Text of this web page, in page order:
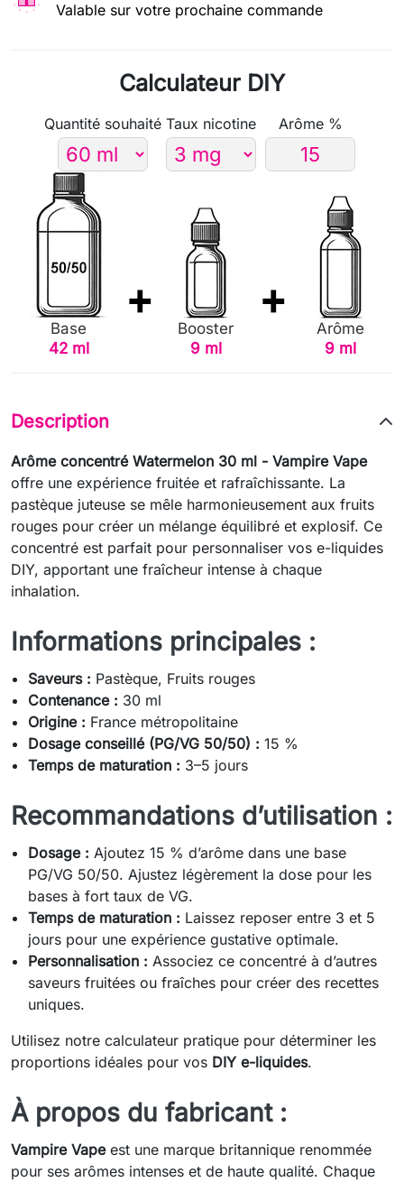
Valable sur votre prochaine commande
Calculateur DIY
Quantité souhaité Taux nicotine Arôme %
Base
42 ml
Booster
9 ml
Arôme
9 ml
Description
Arôme concentré Watermelon 30 ml - Vampire Vape
offre une expérience fruitée et rafraîchissante. La
pastèque juteuse se mêle harmonieusement aux fruits
rouges pour créer un mélange équilibré et explosif. Ce
concentré est parfait pour personnaliser vos e-liquides
DIY, apportant une fraîcheur intense à chaque
inhalation.
Informations principales :
Saveurs : Pastèque, Fruits rouges
Contenance : 30 ml
Origine : France métropolitaine
Dosage conseillé (PG/VG 50/50) : 15 %
Temps de maturation : 3–5 jours
Recommandations d’utilisation :
Dosage : Ajoutez 15 % d’arôme dans une base
PG/VG 50/50. Ajustez légèrement la dose pour les
bases à fort taux de VG.
Temps de maturation : Laissez reposer entre 3 et 5
jours pour une expérience gustative optimale.
Personnalisation : Associez ce concentré à d’autres
saveurs fruitées ou fraîches pour créer des recettes
uniques.
Utilisez notre calculateur pratique pour déterminer les
proportions idéales pour vos DIY e-liquides.
À propos du fabricant :
Vampire Vapeest une marque britannique renommée
pour ses arômes intenses et de haute qualité. Chaque